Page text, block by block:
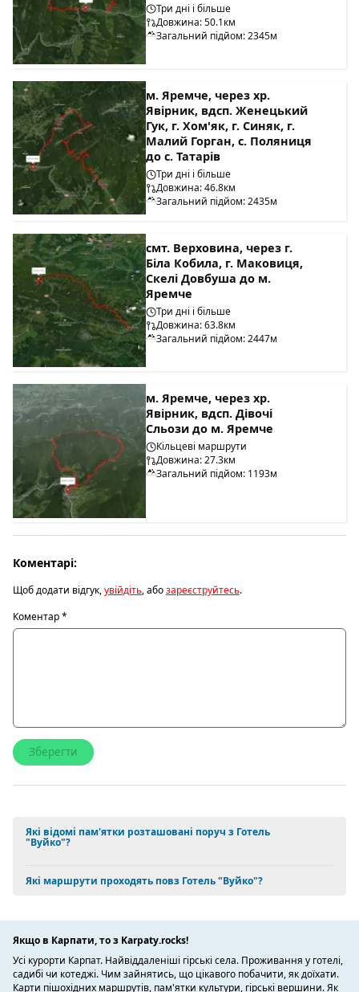
Три дні і більше
Довжина: 50.1км
Загальний підйом: 2345м
м. Яремче, через хр.
Явірник, вдсп. Женецький
Гук, г. Хом'як, г. Синяк, г.
Малий Горган, с. Поляниця
до с. Татарів
Три дні і більше
Довжина: 46.8км
Загальний підйом: 2435м
смт. Верховина, через г.
Біла Кобила, г. Маковиця,
Скелі Довбуша до м.
Яремче
Три дні і більше
Довжина: 63.8км
Загальний підйом: 2447м
м. Яремче, через хр.
Явірник, вдсп. Дівочі
Сльози до м. Яремче
Кільцеві маршрути
Довжина: 27.3км
Загальний підйом: 1193м
Коментарі:
Щоб додати відгук,увійдіть, абозареєструйтесь.
Коментар*
Які відомі пам'ятки розташовані поруч з Готель
"Вуйко"?
Які маршрути проходять повз Готель "Вуйко"?
Якщо в Карпати, то з Karpaty.rocks!
Усі курорти Карпат. Найвіддаленіші гірські села. Проживання у готелі,
садибі чи котеджі. Чим зайнятись, що цікавого побачити, як доїхати.
Карти пішохідних маршрутів, пам'ятки культури, гірські вершини. Як